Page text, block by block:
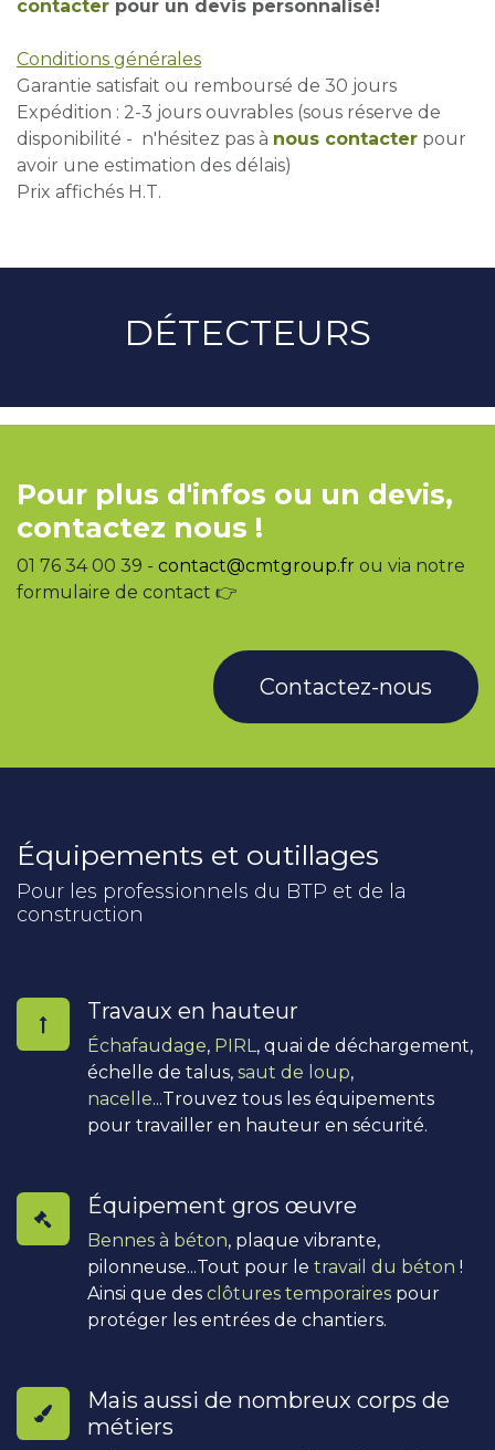
contacter pour un devis personnalisé!
Conditions générales
Garantie satisfait ou remboursé de 30 jours
Expédition : 2-3 jours ouvrables (sous réserve de
disponibilité - n'hésitez pas à nous contacter pour
avoir une estimation des délais)
Prix affichés H.T.
DÉTECTEURS
Pour plus d'infos ou un devis,
contactez nous !
01 76 34 00 39 - contact@cmtgroup.fr ou via notre
formulaire de contact 👉
Contactez-nous
Équipements et outillages
Pour les professionnels du BTP et de la
construction
Travaux en hauteur
Échafaudage, PIRL , quai de déchargement,
échelle de talus, saut de loup,
nacelle...Trouvez tous les équipements
pour travailler en hauteur en sécurité.
Équipement gros œuvre
Bennes à béton, plaque vibrante,
pilonneuse...Tout pour le travail du béton !
Ainsi que des clôtures temporaires pour
protéger les entrées de chantiers.
Mais aussi de nombreux corps de
métiers